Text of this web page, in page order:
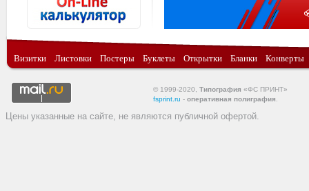
Визитки Листовки Постеры Буклеты Открытки Бланки Конверты
© 1999-2020, Типография «ФС ПРИНТ»
fsprint.ru - оперативная полиграфия
Цены указанные на сайте, не являются публичной офертой.